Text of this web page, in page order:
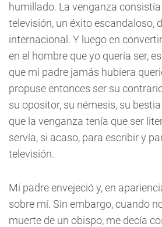
humillado. La venganza
televisión, un éxito escandaloso,
internacional. Y luego en
en el hombre que yo quería ser,
que mi padre jamás hubiera
propuse entonces ser su
su opositor, su némesis, su
que la venganza tenía que ser
servía, si acaso, para escribir y
televisión.
Mi padre envejeció y, en
sobre mí. Sin embargo, cuando
muerte de un obispo, me decía